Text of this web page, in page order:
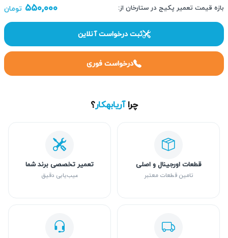
بازه قیمت تعمیر پکیج در ستارخان از: ۵۵۰,۰۰۰ تومان
ثبت درخواست آنلاین
درخواست فوری
چراآریابهکار؟
قطعات اورجینال و اصلی
تامین قطعات معتبر
تعمیر تخصصی برند شما
عیب‌یابی دقیق